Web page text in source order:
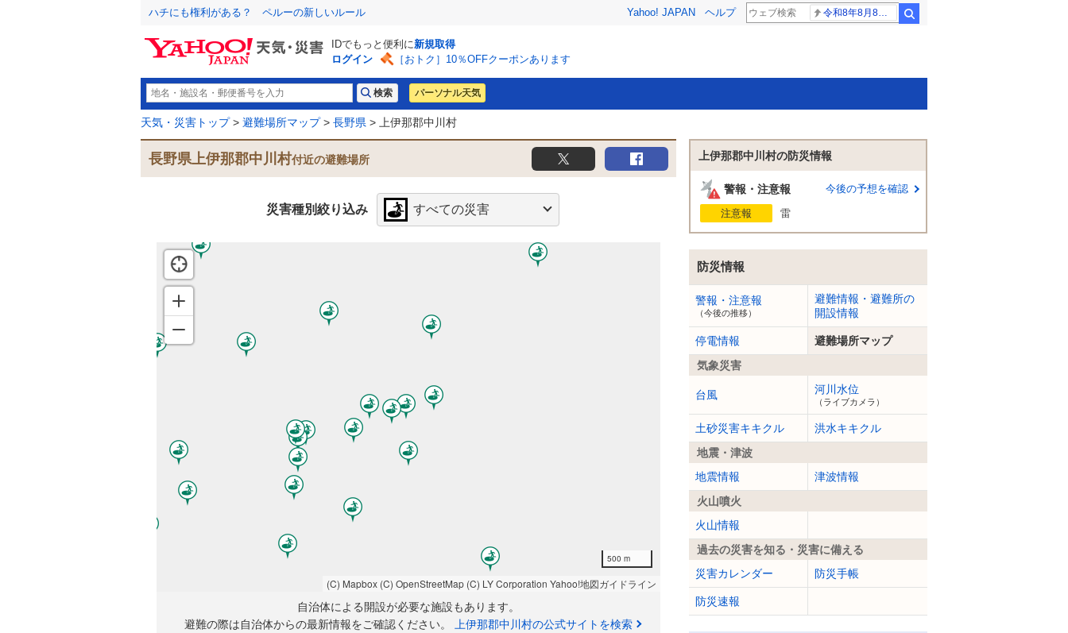
ハチにも権利がある？ ペルーの新しいルール Yahoo! JAPAN ヘルプ
IDでもっと便利に新規取得
ログイン
［おトク］10％OFFクーポンあります
パーソナル天気
天気・災害トップ> 避難場所マップ> 長野県 > 上伊那郡中川村
長野県上伊那郡中川村付近の避難場所
災害種別絞り込み すべての災害
500 m
(C) Mapbox (C) OpenStreetMap (C) LY Corporation Yahoo!地図ガイドライン
自治体による開設が必要な施設もあります。
避難の際は自治体からの最新情報をご確認ください。
上伊那郡中川村の公式サイトを検索
上伊那郡中川村の防災情報
警報・注意報 今後の予想を確認
注意報 雷
防災情報
警報・注意報
（今後の推移）
避難情報・避難所の
開設情報
停電情報
避難場所マップ
気象災害
台風 河川水位
（ライブカメラ）
土砂災害キキクル
洪水キキクル
地震・津波
地震情報
津波情報
火山噴火
火山情報
過去の災害を知る・災害に備える
災害カレンダー
防災手帳
防災速報